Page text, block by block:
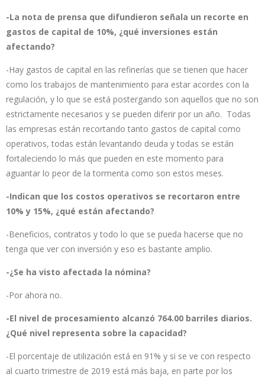
-La nota de prensa que difundieron señala un recorte en
gastos de capital de 10%, ¿qué inversiones están
afectando?
-Hay gastos de capital en las refinerías que se tienen que hacer
como los trabajos de mantenimiento para estar acordes con la
regulación, y lo que se está postergando son aquellos que no son
estrictamente necesarios y se pueden diferir por un año. Todas
las empresas están recortando tanto gastos de capital como
operativos, todas están levantando deuda y todas se están
fortaleciendo lo más que pueden en este momento para
aguantar lo peor de la tormenta como son estos meses.
-Indican que los costos operativos se recortaron entre
10% y 15%, ¿qué están afectando?
-Beneficios, contratos y todo lo que se pueda hacerse que no
tenga que ver con inversión y eso es bastante amplio.
-¿Se ha visto afectada la nómina?
-Por ahora no.
-El nivel de procesamiento alcanzó 764.00 barriles diarios.
¿Qué nivel representa sobre la capacidad?
-El porcentaje de utilización está en 91% y si se ve con respecto
al cuarto trimestre de 2019 está más baja, en parte por los